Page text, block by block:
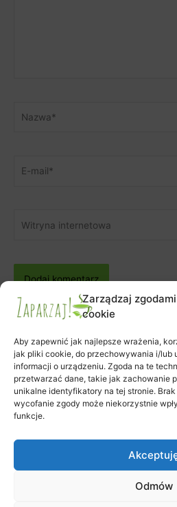
Zarządzaj
cookie
Aby zapewnić jak najlepsze wrażenia,
jak pliki cookie, do przechowywania i/lub
informacji o urządzeniu. Zgoda na te
przetwarzać dane, takie jak zachowanie
unikalne identyfikatory na tej stronie.
wycofanie zgody może niekorzystnie
funkcje.
Odmów
mail*
internetowa
Zapisy na
Koszyk